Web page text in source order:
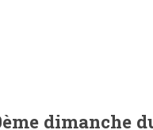
dimanche